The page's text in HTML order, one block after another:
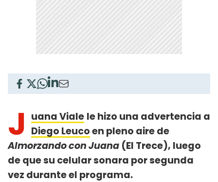
J uana Viale le hizo una advertencia a
Diego Leucoen pleno aire de
Almorzando con Juana (El Trece), luego
de que su celular sonara por segunda
vez durante el programa.